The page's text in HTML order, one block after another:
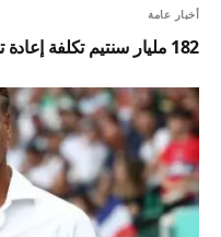
أخبار عامة
182 مليار سنتيم تكلفة إعادة تشييد ملعب تيسيما بالدارالبيضاء